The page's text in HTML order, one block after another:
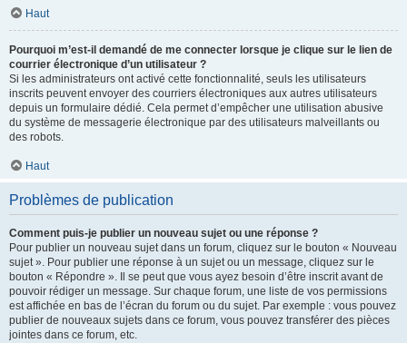
Haut
Pourquoi m’est-il demandé de me connecter lorsque je clique sur le lien de
courrier électronique d’un utilisateur ?
Si les administrateurs ont activé cette fonctionnalité, seuls les utilisateurs
inscrits peuvent envoyer des courriers électroniques aux autres utilisateurs
depuis un formulaire dédié. Cela permet d’empêcher une utilisation abusive
du système de messagerie électronique par des utilisateurs malveillants ou
des robots.
Haut
Problèmes de publication
Comment puis-je publier un nouveau sujet ou une réponse ?
Pour publier un nouveau sujet dans un forum, cliquez sur le bouton « Nouveau
sujet ». Pour publier une réponse à un sujet ou un message, cliquez sur le
bouton « Répondre ». Il se peut que vous ayez besoin d’être inscrit avant de
pouvoir rédiger un message. Sur chaque forum, une liste de vos permissions
est affichée en bas de l’écran du forum ou du sujet. Par exemple : vous pouvez
publier de nouveaux sujets dans ce forum, vous pouvez transférer des pièces
jointes dans ce forum, etc.